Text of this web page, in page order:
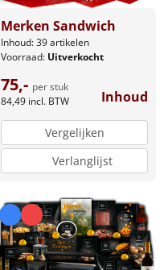
Merken Sandwich
Inhoud: 39 artikelen
Voorraad: Uitverkocht
75,- per stuk
84,49 incl. BTW Inhoud
Vergelijken
Verlanglijst